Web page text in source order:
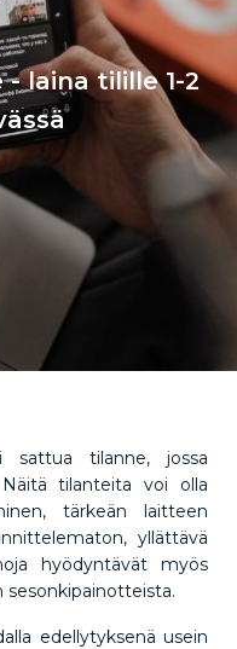
laina tilille 1-2
sattua tilanne, jossa
tilanteita voi olla
tärkeän laitteen
yllättävä
hyödyntävät myös
edellytyksenä usein